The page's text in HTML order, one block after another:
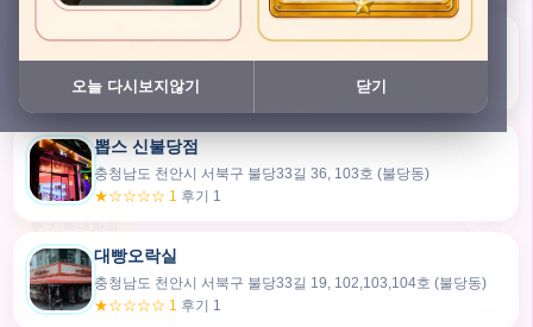
쿠보 신불당점
충청남도 천안시 서북구 불당33길 35, 105호 (불당동)
★★★☆☆ 2.5후기 2
뽑스 신불당점
충청남도 천안시 서북구 불당33길 36, 103호 (불당동)
★☆☆☆☆ 1 후기 1
대빵오락실
충청남도 천안시 서북구 불당33길 19, 102,103,104호 (불당동)
★☆☆☆☆ 1 후기 1
30m
내위치
💬 카톡대화방
오늘 다시보지않기 닫기